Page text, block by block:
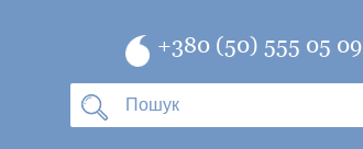
+380 (50) 555 05 09